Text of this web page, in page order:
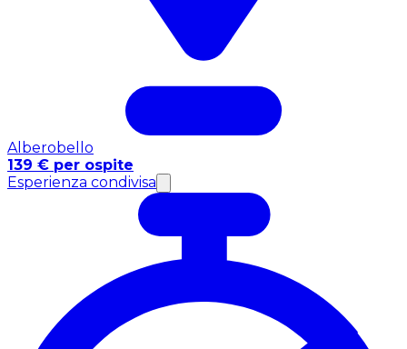
Alberobello
139 € per ospite
Esperienza condivisa